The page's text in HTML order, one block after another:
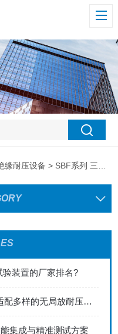
缘耐压设备 > SBF系列 三倍频变压器
装置的厂家排名?
2026 年挑选靠谱商家怎选，适配多样的无局放耐压试验装置怎么挑供应商
集成与精准测试方案